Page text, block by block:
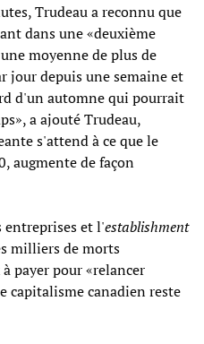
Trudeau a reconnu que
dans une «deuxième
moyenne de plus de
jour depuis une semaine et
d'un automne qui pourrait
a ajouté Trudeau,
s'attend à ce que le
augmente de façon
entreprises et l'establishment
milliers de morts
payer pour «relancer
capitalisme canadien reste